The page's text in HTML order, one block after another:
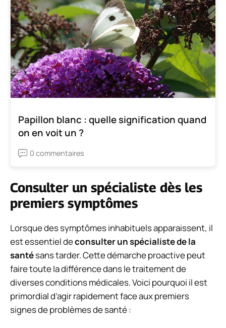
Papillon blanc : quelle signification quand
on en voit un ?
0 commentaires
Consulter un spécialiste dès les
premiers symptômes
Lorsque des symptômes inhabituels apparaissent, il
est essentiel deconsulter un spécialiste de la
santésans tarder. Cette démarche proactive peut
faire toute la différence dans le traitement de
diverses conditions médicales. Voici pourquoi il est
primordial d’agir rapidement face aux premiers
signes de problèmes de santé :